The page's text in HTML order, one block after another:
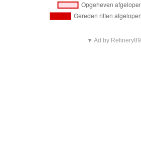
▼ Ad by Refinery89